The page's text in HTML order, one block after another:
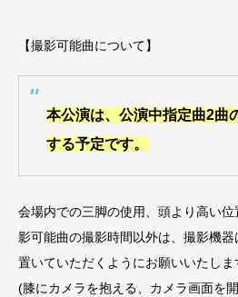
【撮影可能曲について】
本公演は、公演中指定曲2曲
する予定です。
会場内での三脚の使用、頭より高い
影可能曲の撮影時間以外は、撮影機
置いていただくようにお願いいたし
(膝にカメラを抱える、カメラ画面を